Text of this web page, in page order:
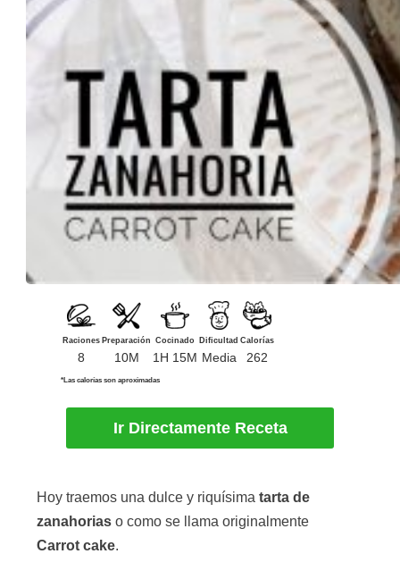
Raciones
8
Preparación
10M
Cocinado
1H 15M
Dificultad
Media
Calorías
262
*Las calorías son aproximadas
Ir Directamente Receta
Hoy traemos una dulce y riquísima tarta de
zanahorias o como se llama originalmente
Carrot cake.